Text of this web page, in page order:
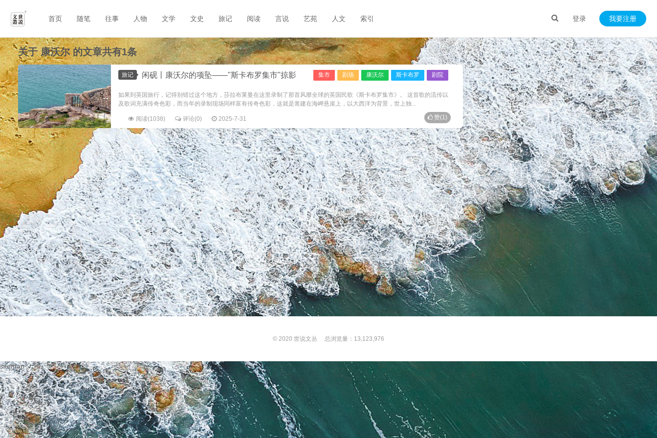
登录 我要注册
首页 随笔 往事 人物 文学 文史 旅记 阅读 言说 艺苑 人文 索引
关于康沃尔的文章共有1条
旅记 集市 剧场 康沃尔 斯卡布罗 剧院
闲砚丨康沃尔的项坠——"斯卡布罗集市"掠影
如果到英国旅行，记得别错过这个地方，莎拉布莱曼在这里录制了那首风靡全球的英国民歌《斯卡布罗集市》。 这首歌的流传以
及歌词充满传奇色彩，而当年的录制现场同样富有传奇色彩，这就是凿建在海岬悬崖上，以大西洋为背景，世上独...
阅读(1038) 评论(0) 2025-7-31 赞(1)
© 2020 世说文丛 总浏览量：13,123,976
sitemap